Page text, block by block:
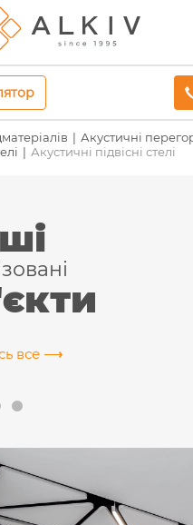
Акустичні
Акустичні підвісні стелі
все ⟶